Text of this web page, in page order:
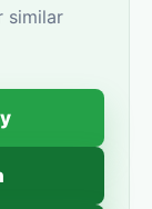
similar